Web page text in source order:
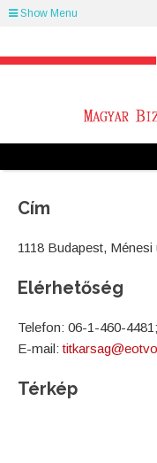
Show Menu
Cím
1118 Budapest, Ménesi
Elérhetőség
Telefon: 06-1-460-
E-mail:
Térkép